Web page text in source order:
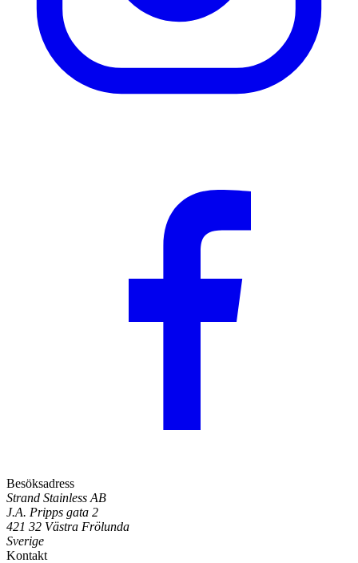
Besöksadress
Strand Stainless AB
J.A. Pripps gata 2
421 32 Västra Frölunda
Sverige
Kontakt